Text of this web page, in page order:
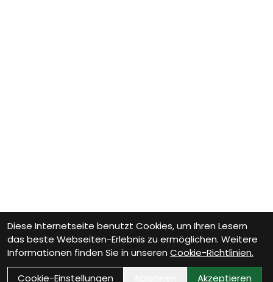
Diese Internetseite benutzt Cookies, um Ihren Lesern
das beste Webseiten-Erlebnis zu ermöglichen. Weitere
Informationen finden Sie in unseren Cookie-Richtlinien.
Cookie-Einstellungen
Akzeptieren